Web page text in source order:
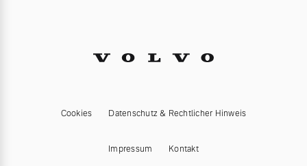
Cookies Datenschutz & Rechtlicher Hinweis
Impressum Kontakt